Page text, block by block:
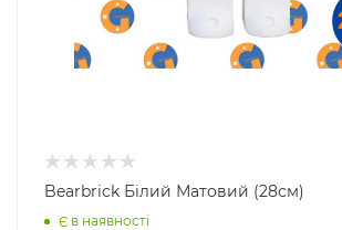
Bearbrick Білий Матовий (28см)
Є в наявності